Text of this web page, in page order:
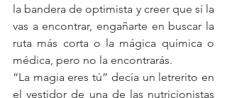
la bandera de optimista y creer que sí la
vas a encontrar, engañarte en buscar la
ruta más corta o la mágica química o
médica, pero no la encontrarás.
“La magia eres tú” decía un letrerito en
el vestidor de una de las nutricionistas